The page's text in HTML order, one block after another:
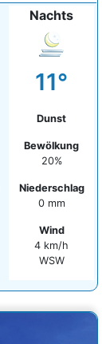
Nachts
11°
Dunst
Bewölkung
20%
Niederschlag
0 mm
Wind
4 km/h
WSW